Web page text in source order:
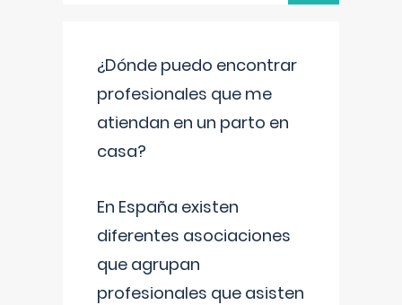
¿Dónde puedo encontrar
profesionales que me
atiendan en un parto en
casa?
En España existen
diferentes asociaciones
que agrupan
profesionales que asisten